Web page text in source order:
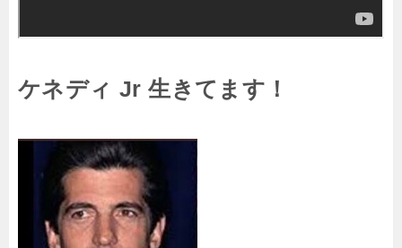
ケネディ Jr 生きてます！